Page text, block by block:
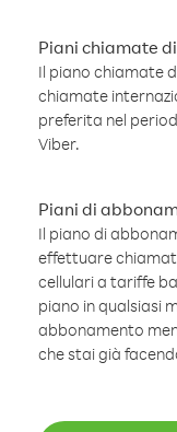
Piani chiamate
Il piano chiamate
chiamate
preferita nel
Viber.
Piani di
Il piano di
effettuare
cellulari a tariffe
piano in qualsiasi
abbonamento
che stai già